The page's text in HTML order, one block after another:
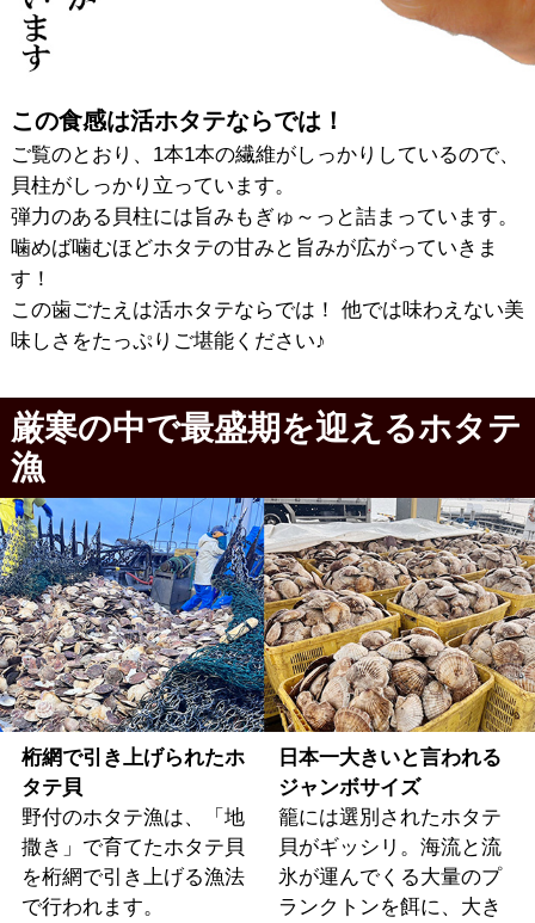
この食感は活ホタテならでは！
ご覧のとおり、1本1本の繊維がしっかりしているので、
貝柱がしっかり立っています。
弾力のある貝柱には旨みもぎゅ～っと詰まっています。
噛めば噛むほどホタテの甘みと旨みが広がっていきま
す！
この歯ごたえは活ホタテならでは！ 他では味わえない美
味しさをたっぷりご堪能ください♪
厳寒の中で最盛期を迎えるホタテ
漁
桁網で引き上げられたホ
タテ貝
野付のホタテ漁は、「地
撒き」で育てたホタテ貝
を桁網で引き上げる漁法
で行われます。
日本一大きいと言われる
ジャンボサイズ
籠には選別されたホタテ
貝がギッシリ。海流と流
氷が運んでくる大量のプ
ランクトンを餌に、大き